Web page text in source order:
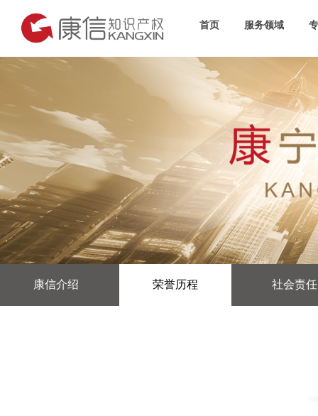
首页 服务领域
康信介绍 荣誉历程 社会责任